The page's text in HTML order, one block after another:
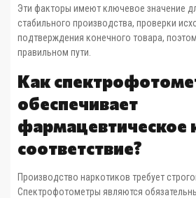
Эти факторы имеют ключевое значение
стабильного производства, проверки
подтверждения конечного товара,
правильном пути.
Как
обеспечивает
фармацевтическое
соответствие?
Производство наркотиков требует
Спектрофотометры являются